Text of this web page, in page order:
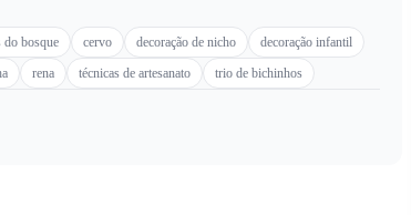
do bosque cervo decoração de nicho
decoração infantil
rena técnicas de artesanato trio de bichinhos